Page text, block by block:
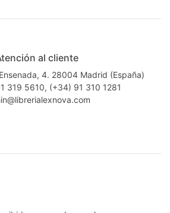
al cliente
4. 28004 Madrid (España)
319 5610, (+34) 91 310 1281